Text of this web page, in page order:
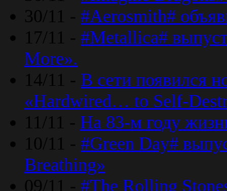
30/11 - #Aerosmith#
17/11 - #Metallica#
More».
14/11 - В сети появился
«Hardwired… to Self-
11/11 - На 83-м году
10/11 - #Green Day#
Breathing»
09/11 - #The Rolling